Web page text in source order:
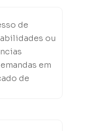
de
ou
em
de